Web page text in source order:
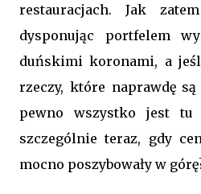
restauracjach. Jak
dysponując portfelem
duńskimi koronami, a
rzeczy, które naprawdę
pewno wszystko jest
szczególnie teraz, gdy
mocno poszybowały w